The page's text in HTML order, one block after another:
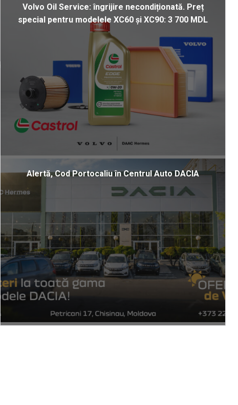
Volvo Oil Service: îngrijire necondiționată. Preț
special pentru modelele XC60 și XC90: 3 700 MDL
Alertă, Cod Portocaliu în Centrul Auto DACIA